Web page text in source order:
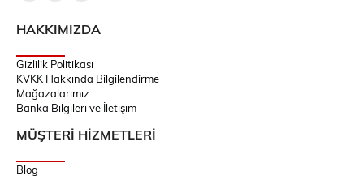
HAKKIMIZDA
Gizlilik Politikası
KVKK Hakkında Bilgilendirme
Mağazalarımız
Banka Bilgileri ve İletişim
MÜŞTERİ HİZMETLERİ
Blog